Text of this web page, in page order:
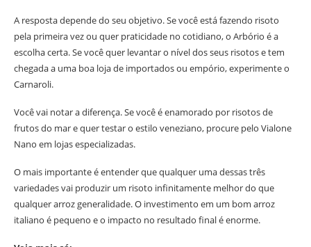
A resposta depende do seu objetivo. Se você está fazendo risoto
pela primeira vez ou quer praticidade no cotidiano, o Arbório é a
escolha certa. Se você quer levantar o nível dos seus risotos e tem
chegada a uma boa loja de importados ou empório, experimente o
Carnaroli.
Você vai notar a diferença. Se você é enamorado por risotos de
frutos do mar e quer testar o estilo veneziano, procure pelo Vialone
Nano em lojas especializadas.
O mais importante é entender que qualquer uma dessas três
variedades vai produzir um risoto infinitamente melhor do que
qualquer arroz generalidade. O investimento em um bom arroz
italiano é pequeno e o impacto no resultado final é enorme.